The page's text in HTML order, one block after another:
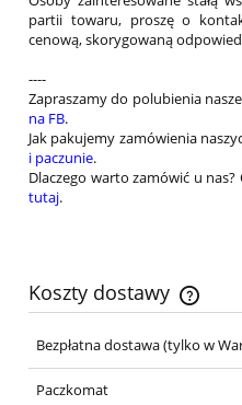
partii towaru, proszę o
cenową, skorygowaną
----
Zapraszamy do polubienia
na FB.
Jak pakujemy zamówienia
i paczunie.
Dlaczego warto zamówić u nas?
tutaj.
Koszty dostawy
Cena nie zawiera
Bezpłatna dostawa(tylko w
Paczkomat